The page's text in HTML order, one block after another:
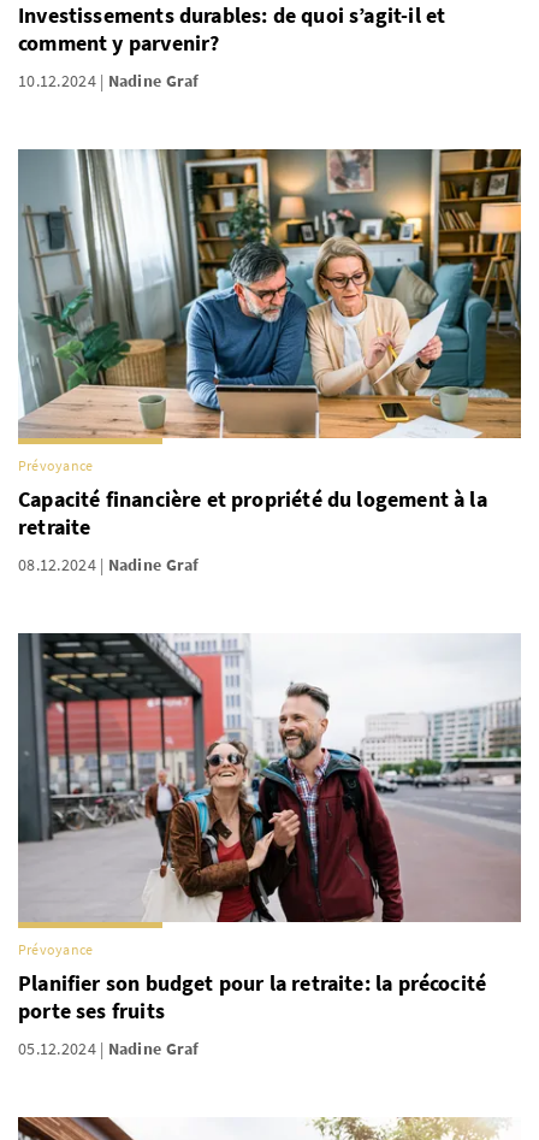
Investissements durables: de quoi s’agit-il et
comment y parvenir?
10.12.2024 Nadine Graf
Prévoyance
Capacité financière et propriété du logement à la
retraite
08.12.2024 Nadine Graf
Prévoyance
Planifier son budget pour la retraite: la précocité
porte ses fruits
05.12.2024 Nadine Graf